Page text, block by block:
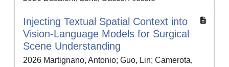
Injecting Textual Spatial Context into
Vision-Language Models for Surgical
Scene Understanding
2026 Martignano, Antonio; Guo, Lin; Camerota,